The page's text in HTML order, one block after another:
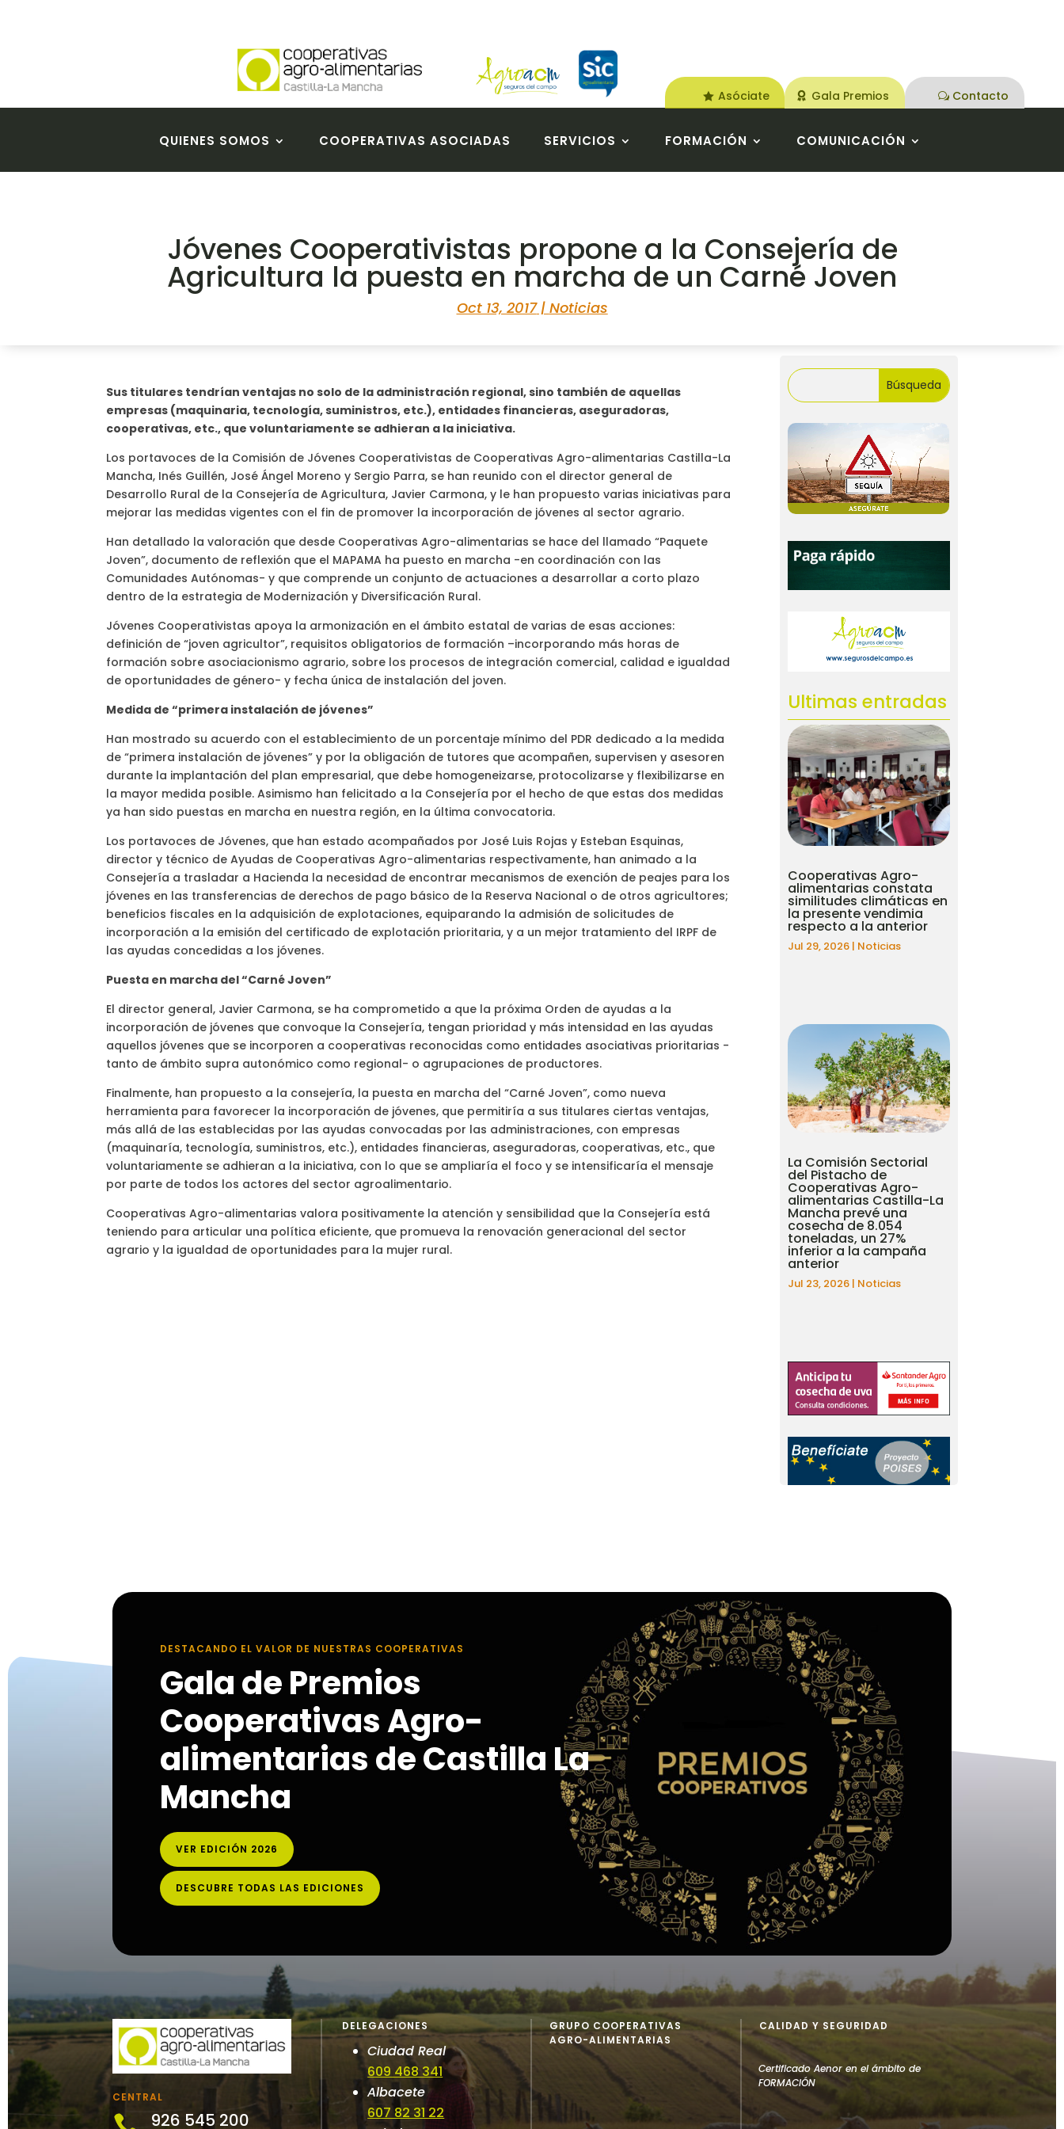
Asóciate Gala Premios Contacto
QUIENES SOMOS COOPERATIVAS ASOCIADAS SERVICIOS FORMACIÓN COMUNICACIÓN
Jóvenes Cooperativistas propone a la Consejería de
Agricultura la puesta en marcha de un Carné Joven
Oct 13, 2017| Noticias
Sus titulares tendrían ventajas no solo de la administración regional, sino también de aquellas
empresas (maquinaria, tecnología, suministros, etc.), entidades financieras, aseguradoras,
cooperativas, etc., que voluntariamente se adhieran a la iniciativa.
Los portavoces de la Comisión de Jóvenes Cooperativistas de Cooperativas Agro-alimentarias Castilla-La
Mancha, Inés Guillén, José Ángel Moreno y Sergio Parra, se han reunido con el director general de
Desarrollo Rural de la Consejería de Agricultura, Javier Carmona, y le han propuesto varias iniciativas para
mejorar las medidas vigentes con el fin de promover la incorporación de jóvenes al sector agrario.
Han detallado la valoración que desde Cooperativas Agro-alimentarias se hace del llamado “Paquete
Joven”, documento de reflexión que el MAPAMA ha puesto en marcha -en coordinación con las
Comunidades Autónomas- y que comprende un conjunto de actuaciones a desarrollar a corto plazo
dentro de la estrategia de Modernización y Diversificación Rural.
Jóvenes Cooperativistas apoya la armonización en el ámbito estatal de varias de esas acciones:
definición de “joven agricultor”, requisitos obligatorios de formación –incorporando más horas de
formación sobre asociacionismo agrario, sobre los procesos de integración comercial, calidad e igualdad
de oportunidades de género- y fecha única de instalación del joven.
Medida de “primera instalación de jóvenes”
Han mostrado su acuerdo con el establecimiento de un porcentaje mínimo del PDR dedicado a la medida
de “primera instalación de jóvenes” y por la obligación de tutores que acompañen, supervisen y asesoren
durante la implantación del plan empresarial, que debe homogeneizarse, protocolizarse y flexibilizarse en
la mayor medida posible. Asimismo han felicitado a la Consejería por el hecho de que estas dos medidas
ya han sido puestas en marcha en nuestra región, en la última convocatoria.
Los portavoces de Jóvenes, que han estado acompañados por José Luis Rojas y Esteban Esquinas,
director y técnico de Ayudas de Cooperativas Agro-alimentarias respectivamente, han animado a la
Consejería a trasladar a Hacienda la necesidad de encontrar mecanismos de exención de peajes para los
jóvenes en las transferencias de derechos de pago básico de la Reserva Nacional o de otros agricultores;
beneficios fiscales en la adquisición de explotaciones, equiparando la admisión de solicitudes de
incorporación a la emisión del certificado de explotación prioritaria, y a un mejor tratamiento del IRPF de
las ayudas concedidas a los jóvenes.
Puesta en marcha del “Carné Joven”
El director general, Javier Carmona, se ha comprometido a que la próxima Orden de ayudas a la
incorporación de jóvenes que convoque la Consejería, tengan prioridad y más intensidad en las ayudas
aquellos jóvenes que se incorporen a cooperativas reconocidas como entidades asociativas prioritarias -
tanto de ámbito supra autonómico como regional- o agrupaciones de productores.
Finalmente, han propuesto a la consejería, la puesta en marcha del “Carné Joven”, como nueva
herramienta para favorecer la incorporación de jóvenes, que permitiría a sus titulares ciertas ventajas,
más allá de las establecidas por las ayudas convocadas por las administraciones, con empresas
(maquinaría, tecnología, suministros, etc.), entidades financieras, aseguradoras, cooperativas, etc., que
voluntariamente se adhieran a la iniciativa, con lo que se ampliaría el foco y se intensificaría el mensaje
por parte de todos los actores del sector agroalimentario.
Cooperativas Agro-alimentarias valora positivamente la atención y sensibilidad que la Consejería está
teniendo para articular una política eficiente, que promueva la renovación generacional del sector
agrario y la igualdad de oportunidades para la mujer rural.
Ultimas entradas
Cooperativas Agro-
alimentarias constata
similitudes climáticas en
la presente vendimia
respecto a la anterior
Jul 29, 2026 | Noticias
La Comisión Sectorial
del Pistacho de
Cooperativas Agro-
alimentarias Castilla-La
Mancha prevé una
cosecha de 8.054
toneladas, un 27%
inferior a la campaña
anterior
Jul 23, 2026 | Noticias
DESTACANDO EL VALOR DE NUESTRAS COOPERATIVAS
Gala de Premios
Cooperativas Agro-
alimentarias de Castilla La
Mancha
VER EDICIÓN 2026
DESCUBRE TODAS LAS EDICIONES
CENTRAL
926 545 200
DELEGACIONES
Ciudad Real
609 468 341
Albacete
607 82 31 22
GRUPO COOPERATIVAS
AGRO-ALIMENTARIAS
CALIDAD Y SEGURIDAD
Certificado Aenor en el ámbito de
FORMACIÓN